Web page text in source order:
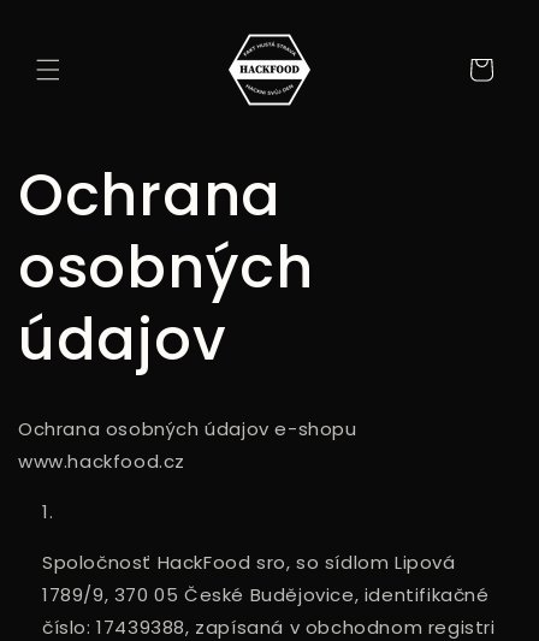
Košík
Ochrana
osobných
údajov
Ochrana osobných údajov e-shopu
www.hackfood.cz
Spoločnosť HackFood sro, so sídlom Lipová
1789/9, 370 05 České Budějovice, identifikačné
číslo: 17439388, zapísaná v obchodnom registri